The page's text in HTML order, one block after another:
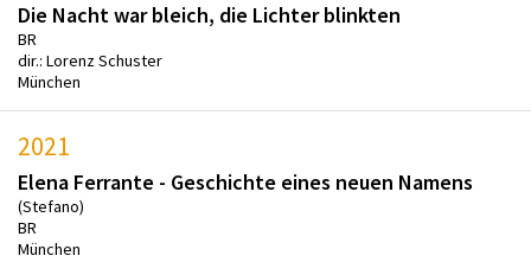
Die Nacht war bleich, die Lichter blinkten
BR
dir.: Lorenz Schuster
München
2021
Elena Ferrante - Geschichte eines neuen Namens
(Stefano)
BR
München